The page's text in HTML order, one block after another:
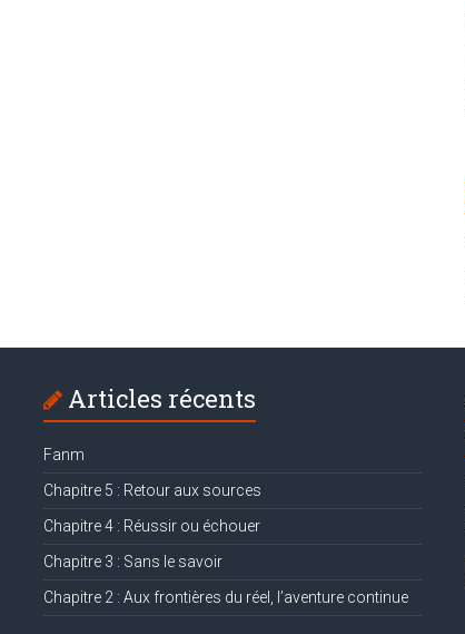
Articles récents
Fanm
Chapitre 5 : Retour aux sources
Chapitre 4 : Réussir ou échouer
Chapitre 3 : Sans le savoir
Chapitre 2 : Aux frontières du réel, l’aventure continue